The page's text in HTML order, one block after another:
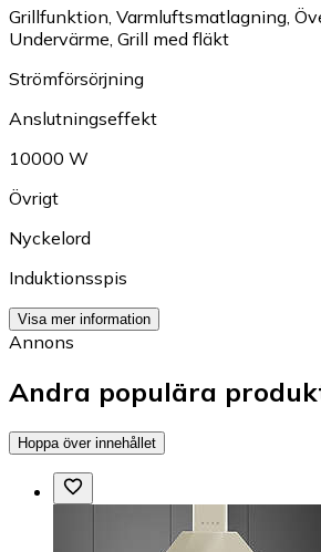
Grillfunktion, Varmluftsmatlagning,
Undervärme, Grill med fläkt
Strömförsörjning
Anslutningseffekt
10000 W
Övrigt
Nyckelord
Induktionsspis
Visa mer information
Annons
Andra populära
Hoppa över innehållet